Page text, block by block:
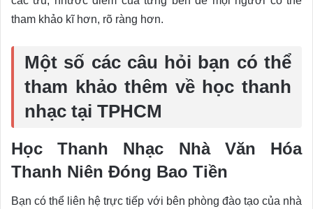
tham khảo kĩ hơn, rõ ràng hơn.
Một số các câu hỏi bạn có thể
tham khảo thêm về học thanh
nhạc tại TPHCM
Học Thanh Nhạc Nhà Văn Hóa
Thanh Niên Đóng Bao Tiền
Bạn có thể liên hệ trực tiếp với bên phòng đào tạo của nhà